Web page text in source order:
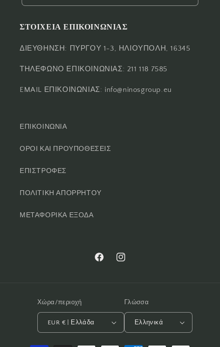
ΣΤΟΙΧΕΙΑ ΕΠΙΚΟΙΝΩΝΙΑΣ
ΔΙΕΥΘΗΝΣΗ: ΠΥΡΓΟΥ 1-3, ΗΛΙΟΥΠΟΛΗ, 16345
ΤΗΛΕΦΩΝΟ ΕΠΙΚΟΙΝΩΝΙΑΣ: 211 118 7585
EMAIL ΕΠΙΚΟΙΝΩΝΙΑΣ: info@ninosgroup.eu
ΕΠΙΚΟΙΝΩΝΙΑ
ΟΡΟΙ ΚΑΙ ΠΡΟΥΠΟΘΕΣΕΙΣ
ΕΠΙΣΤΡΟΦΕΣ
ΠΟΛΙΤΙΚΗ ΑΠΟΡΡΗΤΟΥ
ΜΕΤΑΦΟΡΙΚΑ ΕΞΟΔΑ
FacebookInstagram
Χώρα/περιοχή
EUR € | Ελλάδα
Γλώσσα
Ελληνικά